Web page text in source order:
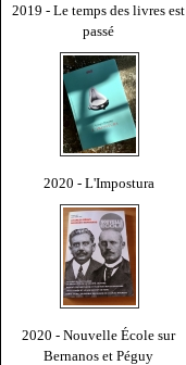
2019 - Le temps des livres est
passé
2020 - L'Impostura
2020 - Nouvelle École sur
Bernanos et Péguy